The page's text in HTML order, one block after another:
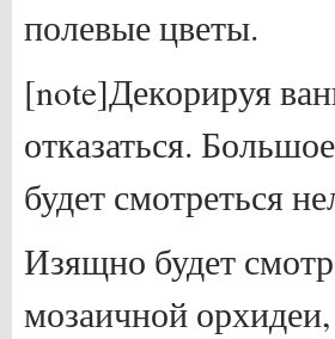
полевые цветы.
[note]Декорируя
отказаться.
будет смотреться
Изящно будет
мозаичной